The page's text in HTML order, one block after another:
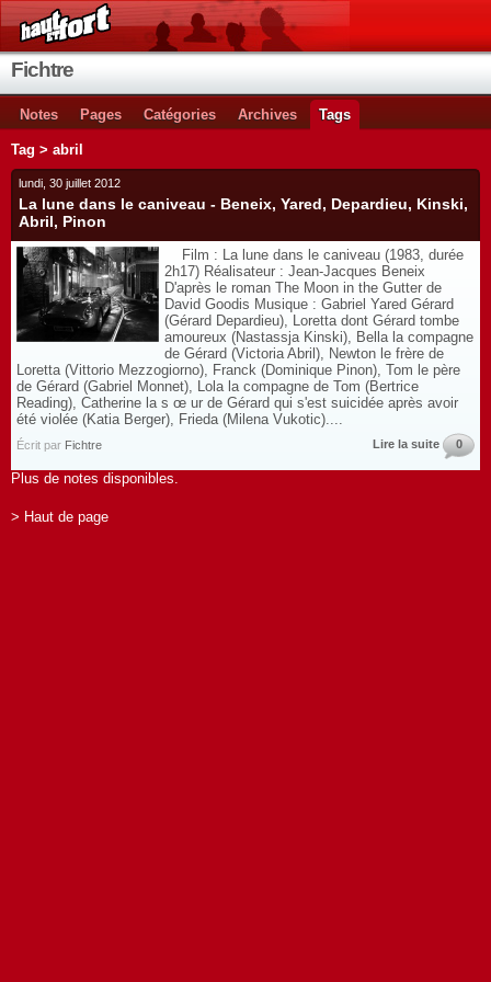
Fichtre
Notes Pages Catégories Archives Tags
Tag > abril
lundi, 30 juillet 2012
La lune dans le caniveau - Beneix, Yared, Depardieu, Kinski,
Abril, Pinon
Film : La lune dans le caniveau (1983, durée
2h17) Réalisateur : Jean-Jacques Beneix
D'après le roman The Moon in the Gutter de
David Goodis Musique : Gabriel Yared Gérard
(Gérard Depardieu), Loretta dont Gérard tombe
amoureux (Nastassja Kinski), Bella la compagne
de Gérard (Victoria Abril), Newton le frère de
Loretta (Vittorio Mezzogiorno), Franck (Dominique Pinon), Tom le père
de Gérard (Gabriel Monnet), Lola la compagne de Tom (Bertrice
Reading), Catherine la s œ ur de Gérard qui s'est suicidée après avoir
été violée (Katia Berger), Frieda (Milena Vukotic)....
Écrit par Fichtre Lire la suite 0
Plus de notes disponibles.
> Haut de page